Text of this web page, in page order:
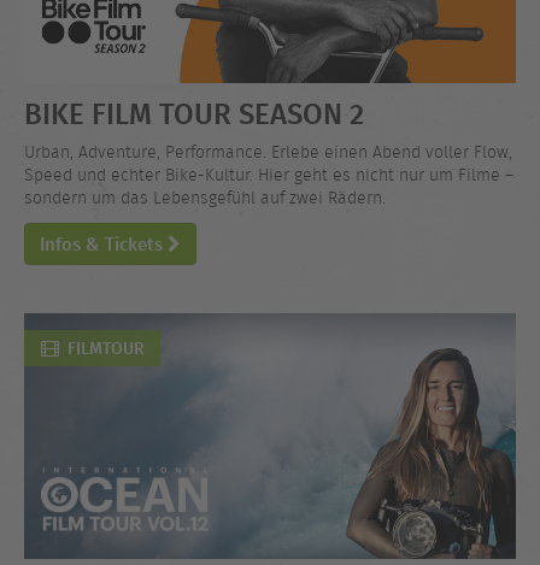
BIKE FILM TOUR SEASON 2
Urban, Adventure, Performance. Erlebe einen Abend voller Flow,
Speed und echter Bike-Kultur. Hier geht es nicht nur um Filme –
sondern um das Lebensgefühl auf zwei Rädern.
Infos & Tickets
FILMTOUR